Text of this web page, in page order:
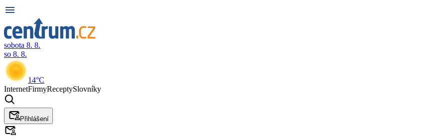
sobota 8. 8.
so 8. 8.
14°C
InternetFirmyReceptySlovníky
Přihlášení